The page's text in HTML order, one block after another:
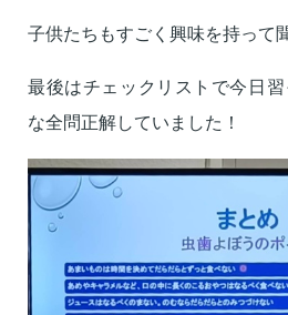
子供たちもすごく興味を持って
最後はチェックリストで今日習
な全問正解していました！